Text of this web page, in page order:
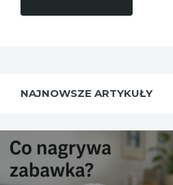
NAJNOWSZE ARTYKUŁY